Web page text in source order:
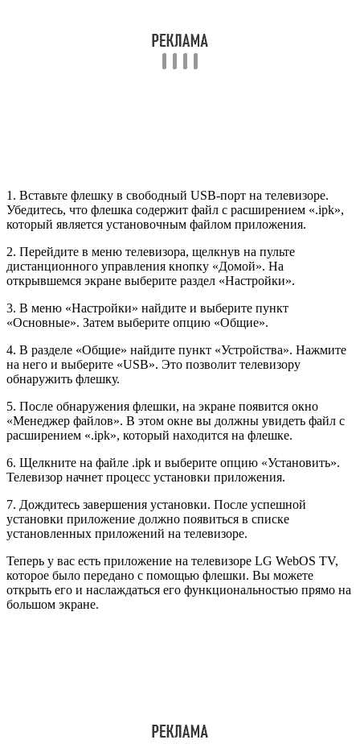
1. Вставьте флешку в свободный USB-порт на телевизоре.
Убедитесь, что флешка содержит файл с расширением «.ipk»,
который является установочным файлом приложения.
2. Перейдите в меню телевизора, щелкнув на пульте
дистанционного управления кнопку «Домой». На
открывшемся экране выберите раздел «Настройки».
3. В меню «Настройки» найдите и выберите пункт
«Основные». Затем выберите опцию «Общие».
4. В разделе «Общие» найдите пункт «Устройства». Нажмите
на него и выберите «USB». Это позволит телевизору
обнаружить флешку.
5. После обнаружения флешки, на экране появится окно
«Менеджер файлов». В этом окне вы должны увидеть файл с
расширением «.ipk», который находится на флешке.
6. Щелкните на файле .ipk и выберите опцию «Установить».
Телевизор начнет процесс установки приложения.
7. Дождитесь завершения установки. После успешной
установки приложение должно появиться в списке
установленных приложений на телевизоре.
Теперь у вас есть приложение на телевизоре LG WebOS TV,
которое было передано с помощью флешки. Вы можете
открыть его и наслаждаться его функциональностью прямо на
большом экране.